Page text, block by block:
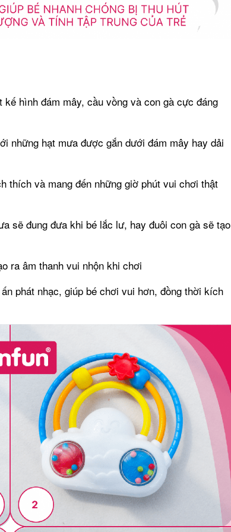
hình đám mây, cầu vồng và con gà cực đáng
những hạt mưa được gắn dưới đám mây hay dải
thích và mang đến những giờ phút vui chơi thật
sẽ đung đưa khi bé lắc lư, hay đuôi con gà sẽ tạo
ra âm thanh vui nhộn khi chơi
phát nhạc, giúp bé chơi vui hơn, đồng thời kích